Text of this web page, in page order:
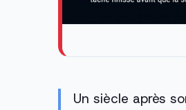
Un siècle après